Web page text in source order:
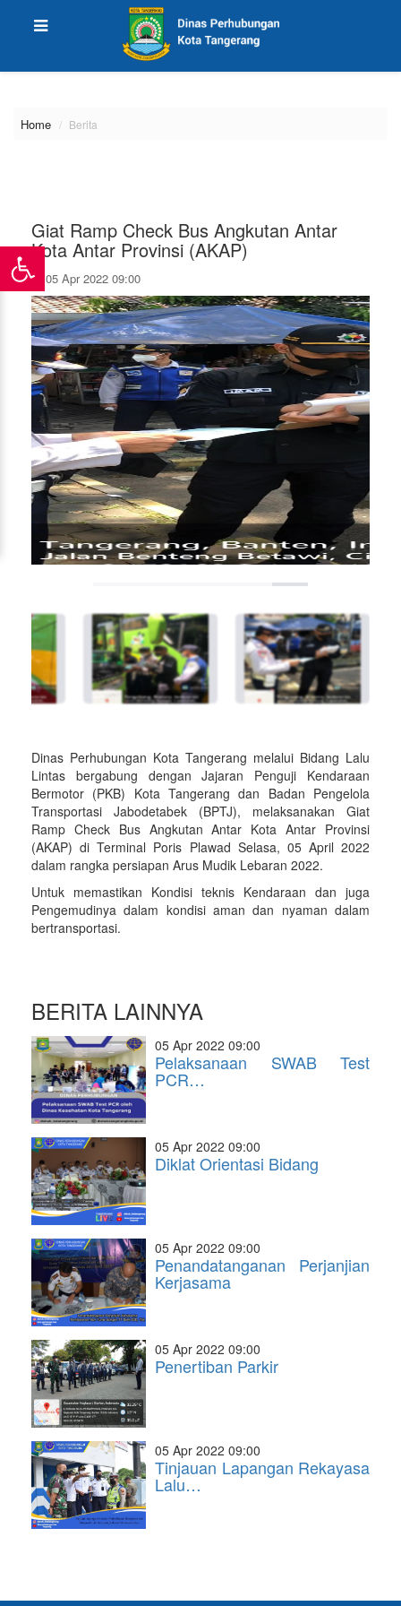
Home Berita
Giat Ramp Check Bus Angkutan Antar
Kota Antar Provinsi (AKAP)
05 Apr 2022 09:00
Dinas Perhubungan Kota Tangerang melalui Bidang Lalu
Lintas bergabung dengan Jajaran Penguji Kendaraan
Bermotor (PKB) Kota Tangerang dan Badan Pengelola
Transportasi Jabodetabek (BPTJ), melaksanakan Giat
Ramp Check Bus Angkutan Antar Kota Antar Provinsi
(AKAP) di Terminal Poris Plawad Selasa, 05 April 2022
dalam rangka persiapan Arus Mudik Lebaran 2022.
Untuk memastikan Kondisi teknis Kendaraan dan juga
Pengemudinya dalam kondisi aman dan nyaman dalam
bertransportasi.
BERITA LAINNYA
05 Apr 2022 09:00
Pelaksanaan SWAB Test
PCR…
05 Apr 2022 09:00
Diklat Orientasi Bidang
05 Apr 2022 09:00
Penandatanganan Perjanjian
Kerjasama
05 Apr 2022 09:00
Penertiban Parkir
05 Apr 2022 09:00
Tinjauan Lapangan Rekayasa
Lalu…